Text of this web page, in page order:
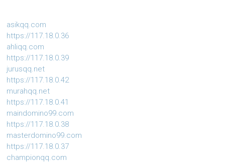
asikqq.com
https://117.18.0.36
ahliqq.com
https://117.18.0.39
jurusqq.net
https://117.18.0.42
murahqq.net
https://117.18.0.41
maindomino99.com
https://117.18.0.38
masterdomino99.com
https://117.18.0.37
championqq.com